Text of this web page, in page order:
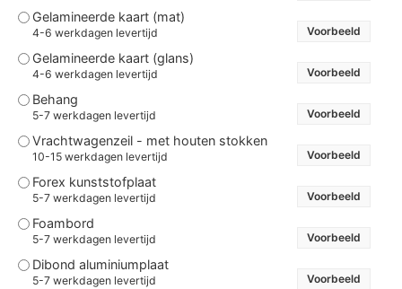
Gelamineerde kaart (mat)
4-6 werkdagen levertijd Voorbeeld
Gelamineerde kaart (glans)
4-6 werkdagen levertijd Voorbeeld
Behang
5-7 werkdagen levertijd Voorbeeld
Vrachtwagenzeil - met houten stokken
10-15 werkdagen levertijd Voorbeeld
Forex kunststofplaat
5-7 werkdagen levertijd Voorbeeld
Foambord
5-7 werkdagen levertijd Voorbeeld
Dibond aluminiumplaat
5-7 werkdagen levertijd Voorbeeld